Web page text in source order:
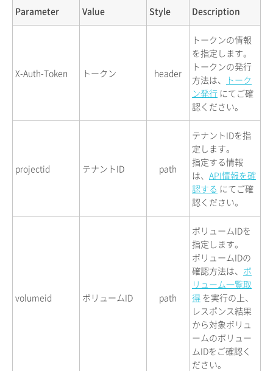
Parameter Value Style Description
X-Auth-Token トークン header
トークンの情報
を指定します。
トークンの発行
方法は、
トーク
ン発行 にてご確
認ください。
projectid テナントID path
テナントIDを指
定します。
指定する情報
は、 API情報を確
認する にてご確
認ください。
volumeid ボリュームID path
ボリュームIDを
指定します。
ボリュームIDの
確認方法は、 ボ
リューム一覧取
得 を実行の上、
レスポンス結果
から対象ボリュ
ームのボリュー
ムIDをご確認く
ださい。